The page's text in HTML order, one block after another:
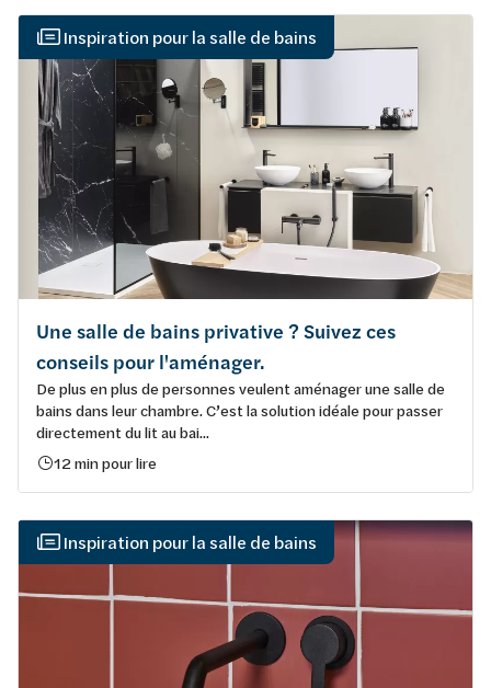
Inspiration pour la salle de bains
Une salle de bains privative ? Suivez ces
conseils pour l'aménager.
De plus en plus de personnes veulent aménager une salle de
bains dans leur chambre. C’est la solution idéale pour passer
directement du lit au bai...
12 min pour lire
Inspiration pour la salle de bains